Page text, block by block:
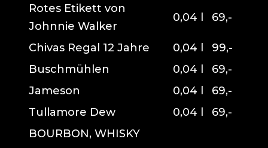
Rotes Etikett von
Johnnie Walker
0,04 l 69,-
Chivas Regal 12 Jahre 0,04 l
99,-
Buschmühlen
0,04 l
69,-
Jameson
0,04 l
69,-
Tullamore Dew
0,04 l
69,-
BOURBON, WHISKY